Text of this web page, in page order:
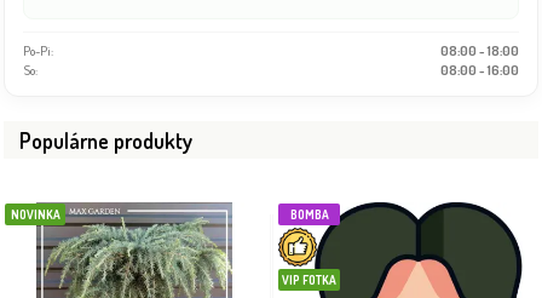
Po-Pi:
08:00 - 18:00
So:
08:00 - 16:00
Populárne produkty
NOVINKA BOMBA
VIP FOTKA